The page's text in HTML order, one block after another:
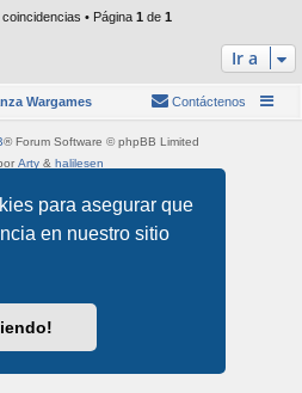
para asegurar que
en nuestro sitio
• Página 1 de 1
Ir a
Wargames Contáctenos
® Forum Software © phpBB Limited
Arty & halilesen
| Condiciones